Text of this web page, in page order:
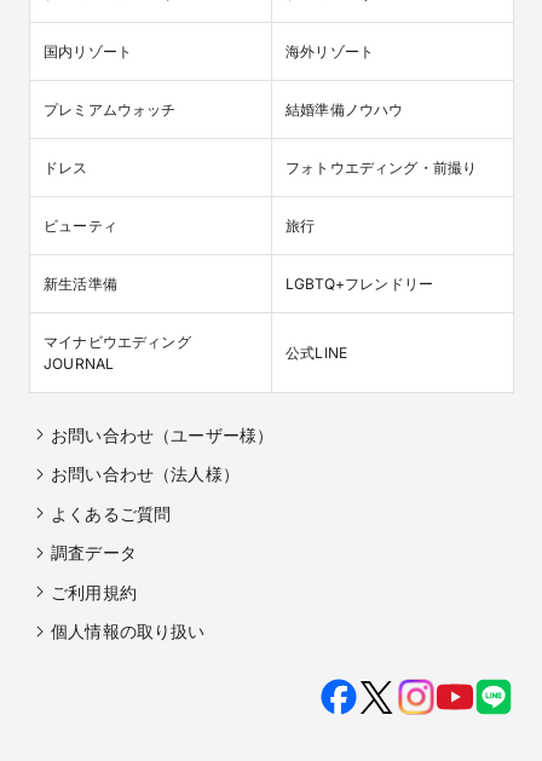
国内リゾート 海外リゾート
プレミアムウォッチ 結婚準備ノウハウ
ドレス フォトウエディング・前撮り
ビューティ 旅行
新生活準備 LGBTQ+フレンドリー
マイナビウエディング
JOURNAL
公式LINE
お問い合わせ（ユーザー様）
お問い合わせ（法人様）
よくあるご質問
調査データ
ご利用規約
個人情報の取り扱い